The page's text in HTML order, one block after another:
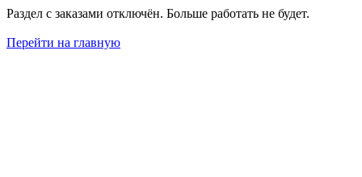
Раздел с заказами отключён. Больше работать не будет.
Перейти на главную